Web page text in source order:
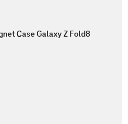
Case Galaxy Z Fold8